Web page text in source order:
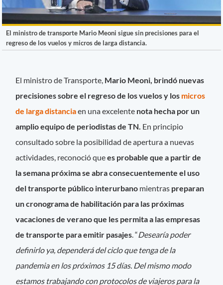
El ministro de transporte Mario Meoni sigue sin precisiones para el
regreso de los vuelos y micros de larga distancia.
El ministro de Transporte, Mario Meoni, brindó nuevas
precisiones sobre el regreso de los vuelos y los micros
de larga distanciaen una excelente nota hecha por un
amplio equipo de periodistas de TN. En principio
consultado sobre la posibilidad de apertura a nuevas
actividades, reconoció quees probable que a partir de
la semana próxima se abra consecuentemente el uso
del transporte público interurbano mientras preparan
un cronograma de habilitación para las próximas
vacaciones de verano que les permita a las empresas
de transporte para emitir pasajes . “Desearía poder
definirlo ya, dependerá del ciclo que tenga de la
pandemia en los próximos 15 días. Del mismo modo
estamos trabajando con protocolos de viajeros para la